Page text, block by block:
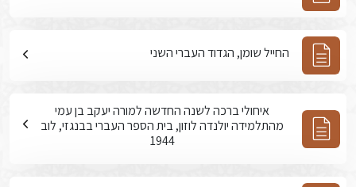
החייל שומן, הגדוד העברי השני
איחולי ברכה לשנה החדשה למורה יעקב בן עמי
מהתלמידה יולנדה לוזון, בית הספר העברי בבנגזי, לוב
1944